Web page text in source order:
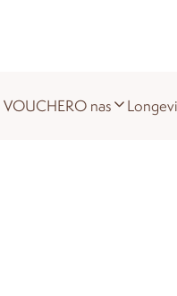
VOUCHERO nas